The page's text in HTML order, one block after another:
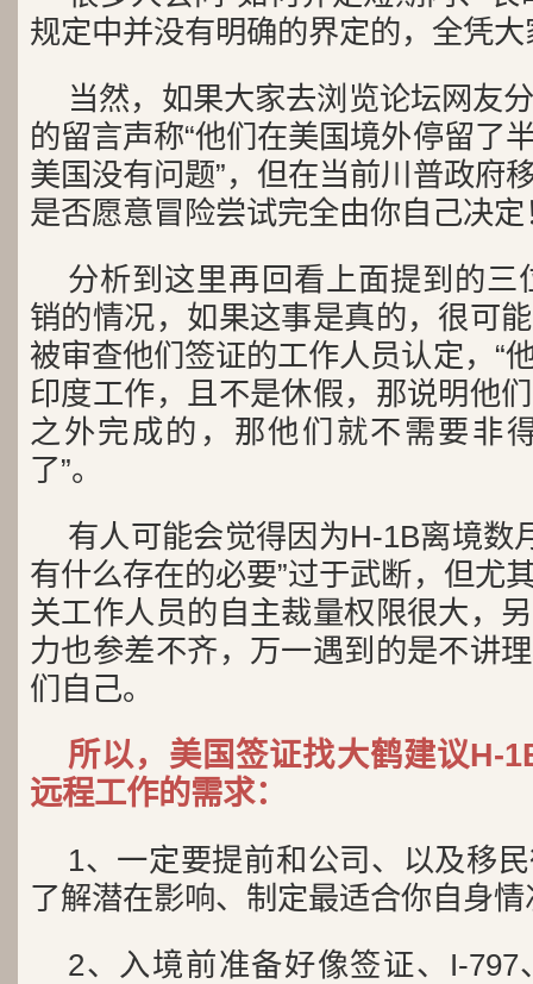
规定中并没有明确的界定的，全凭
当然，如果大家去浏览论坛网友
的留言声称“他们在美国境外停留了
美国没有问题”，但在当前川普政府
是否愿意冒险尝试完全由你自己决定
分析到这里再回看上面提到的三
销的情况，如果这事是真的，很可
被审查他们签证的工作人员认定，“
印度工作，且不是休假，那说明他
之外完成的，那他们就不需要非
了”。
有人可能会觉得因为H-1B离境数
有什么存在的必要”过于武断，但尤
关工作人员的自主裁量权限很大，
力也参差不齐，万一遇到的是不讲
们自己。
所以，美国签证找大鹤建议H-
远程工作的需求：
1、一定要提前和公司、以及移
了解潜在影响、制定最适合你自身
2、入境前准备好像签证、I-